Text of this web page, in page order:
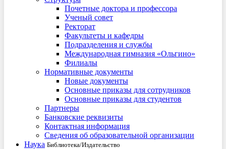
Почетные доктора и профессора
Ученый совет
Ректорат
Факультеты и кафедры
Подразделения и службы
Международная гимназия «Ольгино»
Филиалы
Нормативные документы
Новые документы
Основные приказы для сотрудников
Основные приказы для студентов
Партнеры
Банковские реквизиты
Контактная информация
Сведения об образовательной организации
Наука Библиотека/Издательство